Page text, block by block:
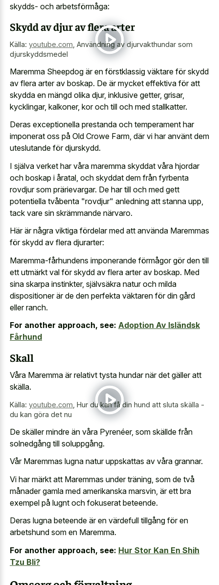
skydds- och arbetsförmåga:
Skydd av djur av flera arter
Källa: youtube.com Användning av djurvakthundar som
djurskyddsmedel
Maremma Sheepdog är en förstklassig väktare för skydd
av flera arter av boskap. De är mycket effektiva för att
skydda en mängd olika djur, inklusive getter, grisar,
kycklingar, kalkoner, kor och till och med stallkatter.
Deras exceptionella prestanda och temperament har
imponerat oss på Old Crowe Farm, där vi har använt dem
uteslutande för djurskydd.
I själva verket har våra maremma skyddat våra hjordar
och boskap i åratal, och skyddat dem från fyrbenta
rovdjur som prärievargar. De har till och med gett
potentiella tvåbenta "rovdjur" anledning att stanna upp,
tack vare sin skrämmande närvaro.
Här är några viktiga fördelar med att använda Maremmas
för skydd av flera djurarter:
Maremma-fårhundens imponerande förmågor gör den till
ett utmärkt val för skydd av flera arter av boskap. Med
sina skarpa instinkter, självsäkra natur och milda
dispositioner är de den perfekta väktaren för din gård
eller ranch.
For another approach, see: Adoption Av Isländsk
Fårhund
Skall
Våra Maremma är relativt tysta hundar när det gäller att
skälla.
Källa: youtube.com Hur du kan få din hund att sluta skälla -
du kan göra det nu
De skäller mindre än våra Pyrenéer, som skällde från
solnedgång till soluppgång.
Vår Maremmas lugna natur uppskattas av våra grannar.
Vi har märkt att Maremmas under träning, som de två
månader gamla med amerikanska marsvin, är ett bra
exempel på lugnt och fokuserat beteende.
Deras lugna beteende är en värdefull tillgång för en
arbetshund som en Maremma.
For another approach, see: Hur Stor Kan En Shih
Tzu Bli?